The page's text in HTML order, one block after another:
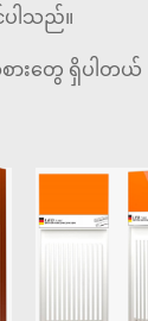
ါသည်။
ားတွေ ရှိပါတယ်